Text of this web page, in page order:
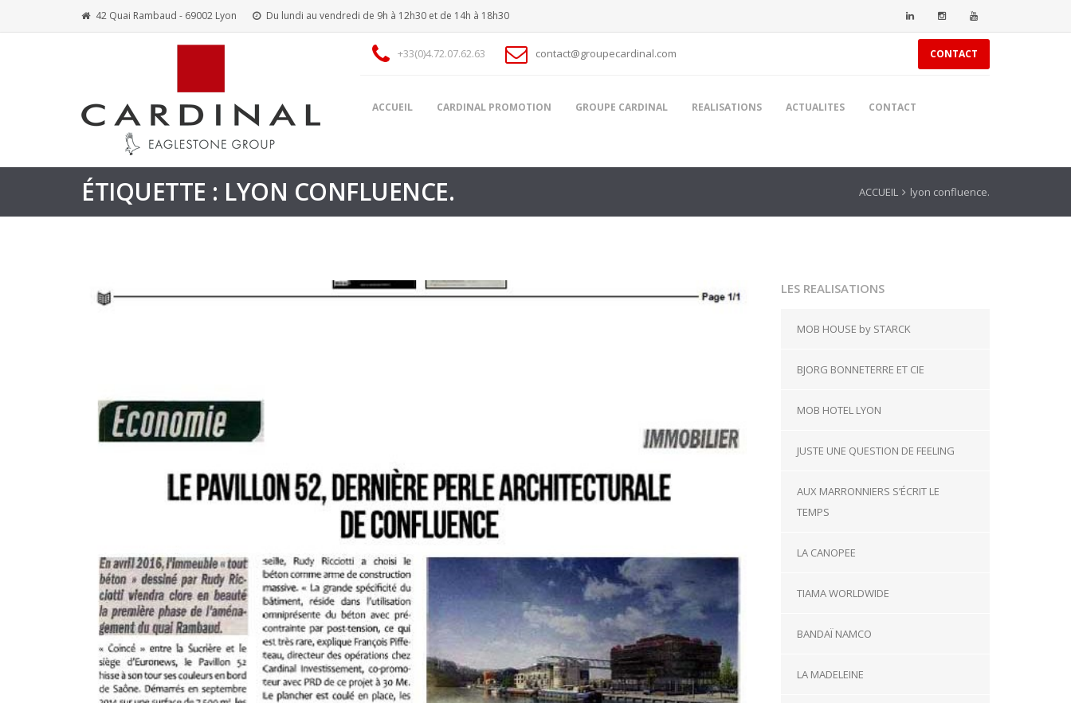
42 Quai Rambaud - 69002 Lyon Du lundi au vendredi de 9h à 12h30 et de 14h à 18h30
+33(0)4.72.07.62.63 contact@groupecardinal.com CONTACT
ACCUEIL CARDINAL PROMOTION GROUPE CARDINAL REALISATIONS ACTUALITES CONTACT
ÉTIQUETTE : LYON CONFLUENCE. ACCUEIL lyon confluence.
LES REALISATIONS
MOB HOUSE by STARCK
BJORG BONNETERRE ET CIE
MOB HOTEL LYON
JUSTE UNE QUESTION DE FEELING
AUX MARRONNIERS S’ÉCRIT LE
TEMPS
LA CANOPEE
TIAMA WORLDWIDE
BANDAÏ NAMCO
LA MADELEINE